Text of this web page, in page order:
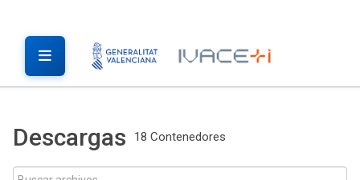
Descargas 18 Contenedores